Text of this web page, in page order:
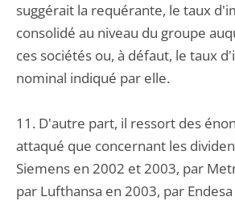
suggérait la requérante, le taux
consolidé au niveau du groupe
ces sociétés ou, à défaut, le taux
nominal indiqué par elle.
11. D'autre part, il ressort des
attaqué que concernant les
Siemens en 2002 et 2003, par
par Lufthansa en 2003, par